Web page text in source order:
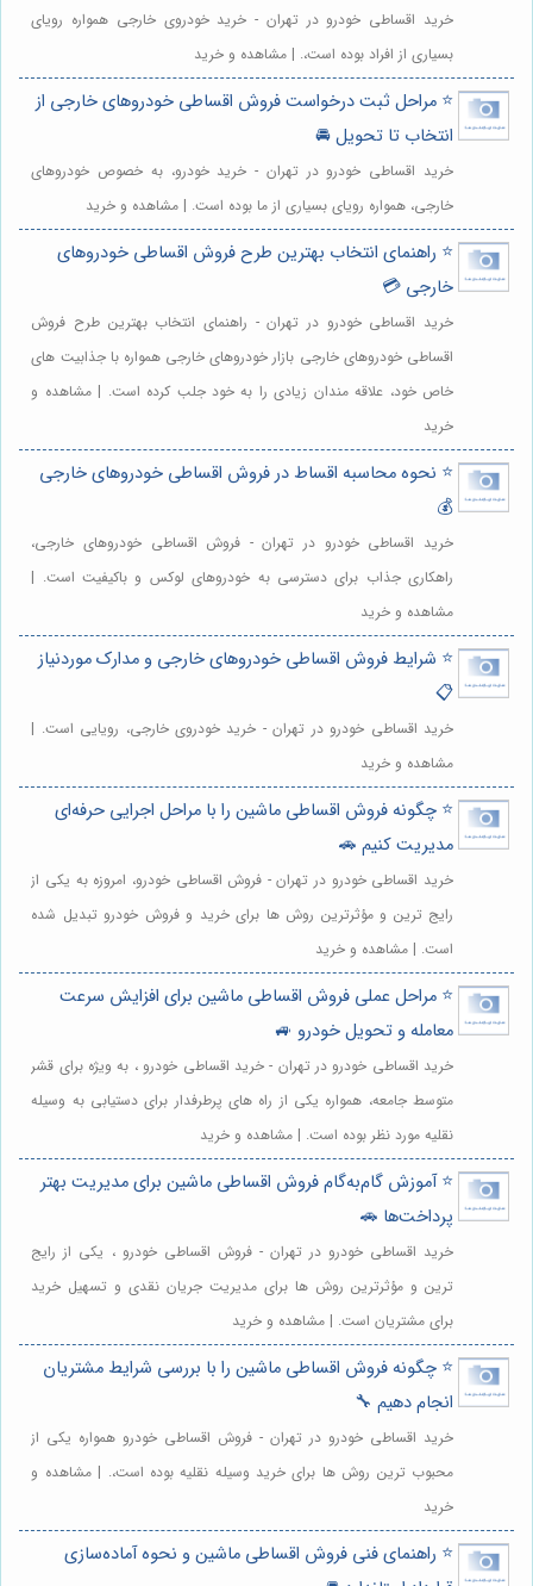
خرید اقساطی خودرو در تهران - خرید خودروی خارجی همواره رویای
بسیاری از افراد بوده است،. | مشاهده و خرید
⭐️ مراحل ثبت درخواست فروش اقساطی خودروهای خارجی از
انتخاب تا تحویل 🚘
خرید اقساطی خودرو در تهران - خرید خودرو، به خصوص خودروهای
خارجی، همواره رویای بسیاری از ما بوده است. | مشاهده و خرید
⭐️ راهنمای انتخاب بهترین طرح فروش اقساطی خودروهای
خارجی 💳
خرید اقساطی خودرو در تهران - راهنمای انتخاب بهترین طرح فروش
اقساطی خودروهای خارجی بازار خودروهای خارجی همواره با جذابیت های
خاص خود، علاقه مندان زیادی را به خود جلب کرده است. | مشاهده و
خرید
⭐️ نحوه محاسبه اقساط در فروش اقساطی خودروهای خارجی
💰
خرید اقساطی خودرو در تهران - فروش اقساطی خودروهای خارجی،
راهکاری جذاب برای دسترسی به خودروهای لوکس و باکیفیت است. |
مشاهده و خرید
⭐️ شرایط فروش اقساطی خودروهای خارجی و مدارک موردنیاز
📋
خرید اقساطی خودرو در تهران - خرید خودروی خارجی، رویایی است. |
مشاهده و خرید
⭐️ چگونه فروش اقساطی ماشین را با مراحل اجرایی حرفه‌ای
مدیریت کنیم 🚗
خرید اقساطی خودرو در تهران - فروش اقساطی خودرو، امروزه به یکی از
رایج ترین و مؤثرترین روش ها برای خرید و فروش خودرو تبدیل شده
است. | مشاهده و خرید
⭐️ مراحل عملی فروش اقساطی ماشین برای افزایش سرعت
معامله و تحویل خودرو 🚙
خرید اقساطی خودرو در تهران - خرید اقساطی خودرو ، به ویژه برای قشر
متوسط جامعه، همواره یکی از راه های پرطرفدار برای دستیابی به وسیله
نقلیه مورد نظر بوده است. | مشاهده و خرید
⭐️ آموزش گام‌به‌گام فروش اقساطی ماشین برای مدیریت بهتر
پرداخت‌ها 🚗
خرید اقساطی خودرو در تهران - فروش اقساطی خودرو ، یکی از رایج
ترین و مؤثرترین روش ها برای مدیریت جریان نقدی و تسهیل خرید
برای مشتریان است. | مشاهده و خرید
⭐️ چگونه فروش اقساطی ماشین را با بررسی شرایط مشتریان
انجام دهیم 🔧
خرید اقساطی خودرو در تهران - فروش اقساطی خودرو همواره یکی از
محبوب ترین روش ها برای خرید وسیله نقلیه بوده است،. | مشاهده و
خرید
⭐️ راهنمای فنی فروش اقساطی ماشین و نحوه آماده‌سازی